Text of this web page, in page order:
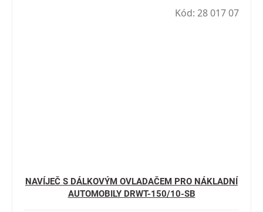
NAVÍJEČ S DÁLKOVÝM OVLADAČEM PRO NÁKLADNÍ
AUTOMOBILY DRWT-150/10-SB
Kód: 28 017 07